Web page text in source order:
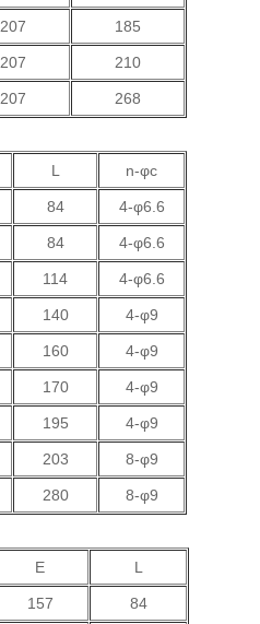
207 185
207 210
207 268
L n-φc
84 4-φ6.6
84 4-φ6.6
114 4-φ6.6
140 4-φ9
160 4-φ9
170 4-φ9
195 4-φ9
203 8-φ9
280 8-φ9
E L
157 84